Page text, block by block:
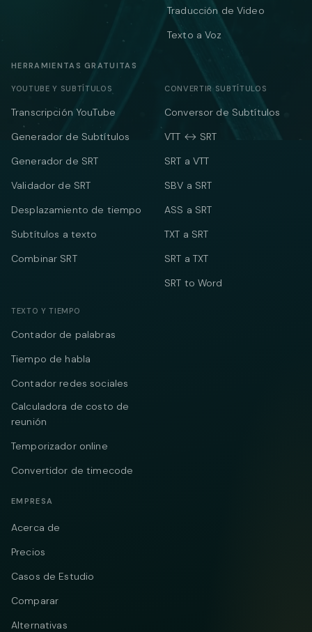
Traducción de Video
Texto a Voz
HERRAMIENTAS GRATUITAS
YOUTUBE Y SUBTÍTULOS
Transcripción YouTube
Generador de Subtítulos
Generador de SRT
Validador de SRT
Desplazamiento de tiempo
Subtítulos a texto
Combinar SRT
CONVERTIR SUBTÍTULOS
Conversor de Subtítulos
VTT ↔ SRT
SRT a VTT
SBV a SRT
ASS a SRT
TXT a SRT
SRT a TXT
SRT to Word
TEXTO Y TIEMPO
Contador de palabras
Tiempo de habla
Contador redes sociales
Calculadora de costo de
reunión
Temporizador online
Convertidor de timecode
EMPRESA
Acerca de
Precios
Casos de Estudio
Comparar
Alternativas